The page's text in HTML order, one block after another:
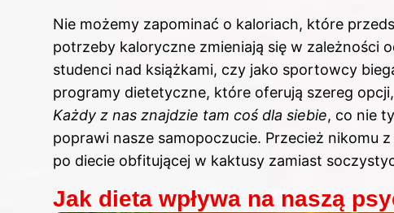
Nie możemy zapominać o kaloriach, które
potrzeby kaloryczne zmieniają się w zależności
studenci nad książkami, czy jako sportowcy
programy dietetyczne, które oferują szereg
Każdy z nas znajdzie tam coś dla siebie, co nie
poprawi nasze samopoczucie. Przecież nikomu
po diecie obfitującej w kaktusy zamiast
Jak dieta wpływa na naszą